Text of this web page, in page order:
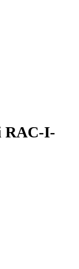
RAC-I-